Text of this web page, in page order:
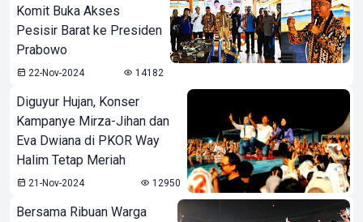
Komit Buka Akses
Pesisir Barat ke Presiden
Prabowo
22-Nov-2024 14182
Diguyur Hujan, Konser
Kampanye Mirza-Jihan dan
Eva Dwiana di PKOR Way
Halim Tetap Meriah
21-Nov-2024 12950
Bersama Ribuan Warga